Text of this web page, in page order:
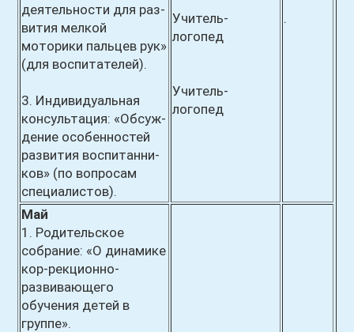
деятельности для раз-
вития мелкой
моторики пальцев рук»
(для воспитателей).
3. Индивидуальная
консультация: «Обсуж-
дение особенностей
развития воспитанни-
ков» (по вопросам
специалистов).
Учитель-
логопед
Учитель-
логопед
.
Май
1. Родительское
собрание: «О динамике
кор-рекционно-
развивающего
обучения детей в
группе».